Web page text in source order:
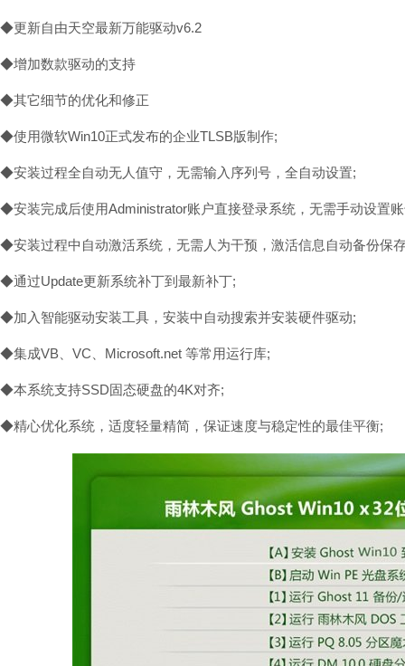
◆更新自由天空最新万能驱动v6.2
◆增加数款驱动的支持
◆其它细节的优化和修正
◆使用微软Win10正式发布的企业TLSB版制作;
◆安装过程全自动无人值守，无需输入序列号，全自动设置;
◆安装完成后使用Administrator账户直接登录系统，无需手动设置
◆安装过程中自动激活系统，无需人为干预，激活信息自动备份保
◆通过Update更新系统补丁到最新补丁;
◆加入智能驱动安装工具，安装中自动搜索并安装硬件驱动;
◆集成VB、VC、Microsoft.net 等常用运行库;
◆本系统支持SSD固态硬盘的4K对齐;
◆精心优化系统，适度轻量精简，保证速度与稳定性的最佳平衡;